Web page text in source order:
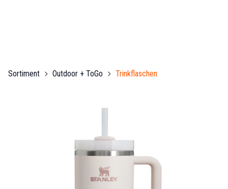
Sortiment Outdoor + ToGo Trinkflaschen